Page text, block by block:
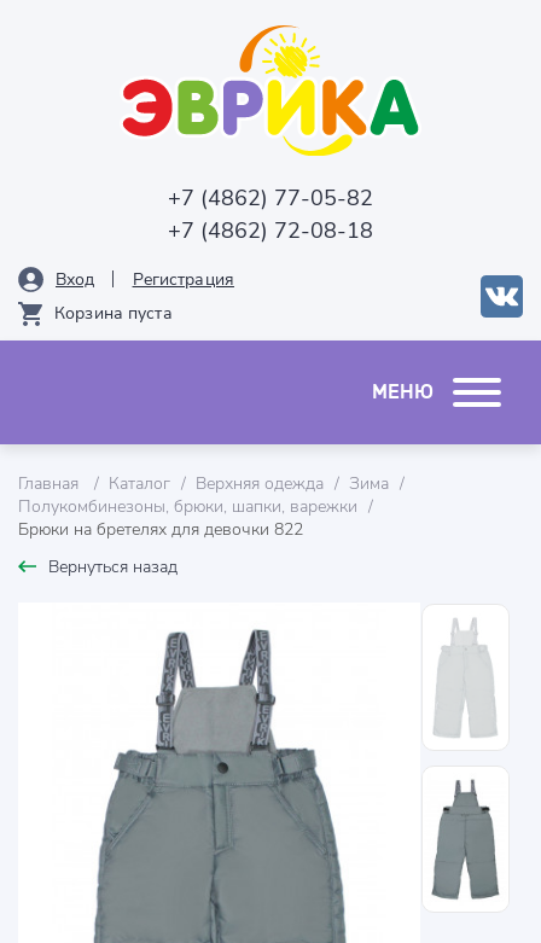
+7 (4862) 77-05-82
+7 (4862) 72-08-18
Вход
Рeгистрация
Корзина пуста
Главная Каталог Верхняя одежда
Зима
Полукомбинезоны, брюки, шапки, варежки
Брюки на бретелях для девочки 822
Вернуться назад